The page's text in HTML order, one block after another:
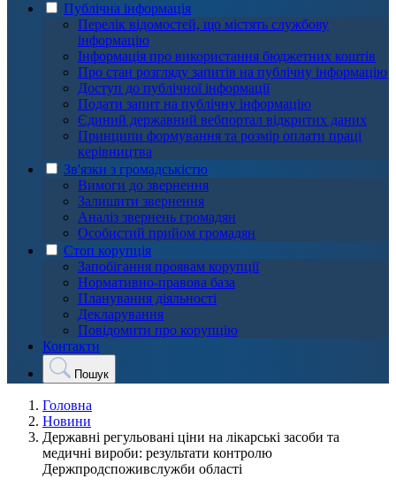
Публічна інформація
Перелік відомостей, що містять службову
інформацію
Інформація про використання бюджетних коштів
Про стан розгляду запитів на публічну інформацію
Доступ до публічної інформації
Подати запит на публічну інформацію
Єдиний державний вебпортал відкритих даних
Принципи формування та розмір оплати праці
керівництва
Зв'язки з громадськістю
Вимоги до звернення
Залишити звернення
Аналіз звернень громадян
Особистий прийом громадян
Стоп корупція
Запобігання проявам корупції
Нормативно-правова база
Планування діяльності
Декларування
Повідомити про корупцію
Контакти
Пошук
Головна
Новини
Державні регульовані ціни на лікарські засоби та
медичні вироби: результати контролю
Держпродспоживслужби області